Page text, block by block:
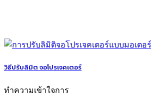
วิธีปรับลิมิต จอโปรเจคเตอร์
ทำความเข้าใจการ